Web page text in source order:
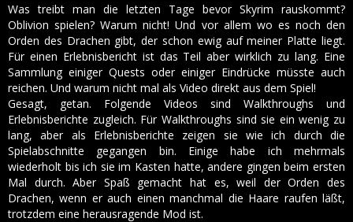
Was treibt man die letzten Tage bevor Skyrim rauskommt?
Oblivion spielen? Warum nicht! Und vor allem wo es noch den
Orden des Drachen gibt, der schon ewig auf meiner Platte liegt.
Für einen Erlebnisbericht ist das Teil aber wirklich zu lang. Eine
Sammlung einiger Quests oder einiger Eindrücke müsste auch
reichen. Und warum nicht mal als Video direkt aus dem Spiel!
Gesagt, getan. Folgende Videos sind Walkthroughs und
Erlebnisberichte zugleich. Für Walkthroughs sind sie ein wenig zu
lang, aber als Erlebnisberichte zeigen sie wie ich durch die
Spielabschnitte gegangen bin. Einige habe ich mehrmals
wiederholt bis ich sie im Kasten hatte, andere gingen beim ersten
Mal durch. Aber Spaß gemacht hat es, weil der Orden des
Drachen, wenn er auch einen manchmal die Haare raufen läßt,
trotzdem eine herausragende Mod ist.